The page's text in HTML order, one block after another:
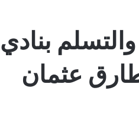
بنادي
عثمان